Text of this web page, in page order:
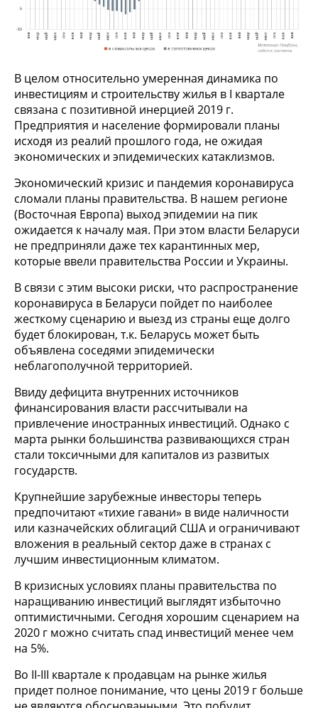
В целом относительно умеренная динамика по
инвестициям и строительству жилья в I квартале
связана с позитивной инерцией 2019 г.
Предприятия и население формировали планы
исходя из реалий прошлого года, не ожидая
экономических и эпидемических катаклизмов.
Экономический кризис и пандемия коронавируса
сломали планы правительства. В нашем регионе
(Восточная Европа) выход эпидемии на пик
ожидается к началу мая. При этом власти Беларуси
не предприняли даже тех карантинных мер,
которые ввели правительства России и Украины.
В связи с этим высоки риски, что распространение
коронавируса в Беларуси пойдет по наиболее
жесткому сценарию и выезд из страны еще долго
будет блокирован, т.к. Беларусь может быть
объявлена соседями эпидемически
неблагополучной территорией.
Ввиду дефицита внутренних источников
финансирования власти рассчитывали на
привлечение иностранных инвестиций. Однако с
марта рынки большинства развивающихся стран
стали токсичными для капиталов из развитых
государств.
Крупнейшие зарубежные инвесторы теперь
предпочитают «тихие гавани» в виде наличности
или казначейских облигаций США и ограничивают
вложения в реальный сектор даже в странах с
лучшим инвестиционным климатом.
В кризисных условиях планы правительства по
наращиванию инвестиций выглядят избыточно
оптимистичными. Сегодня хорошим сценарием на
2020 г можно считать спад инвестиций менее чем
на 5%.
Во II-III квартале к продавцам на рынке жилья
придет полное понимание, что цены 2019 г больше